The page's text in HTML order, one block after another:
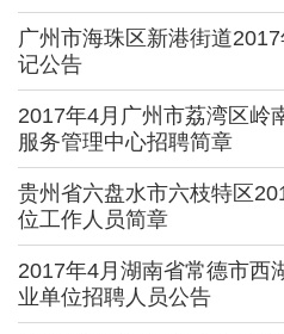
广州市海珠区新港街道
记公告
2017年4月广州市荔湾区岭
服务管理中心招聘简章
贵州省六盘水市六枝特区
位工作人员简章
2017年4月湖南省常德市西
业单位招聘人员公告